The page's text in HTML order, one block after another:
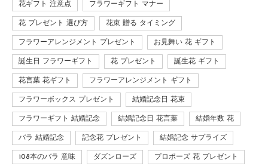
花ギフト 注意点 フラワーギフト マナー
花 プレゼント 選び方 花束 贈る タイミング
フラワーアレンジメント プレゼント お見舞い 花 ギフト
誕生日 フラワーギフト 花 プレゼント 誕生花 ギフト
花言葉 花ギフト フラワーアレンジメント ギフト
フラワーボックス プレゼント 結婚記念日 花束
フラワーギフト 結婚記念 結婚記念日 花言葉 結婚年数 花
バラ 結婚記念 記念花 プレゼント 結婚記念 サプライズ
108本のバラ 意味 ダズンローズ プロポーズ 花 プレゼント